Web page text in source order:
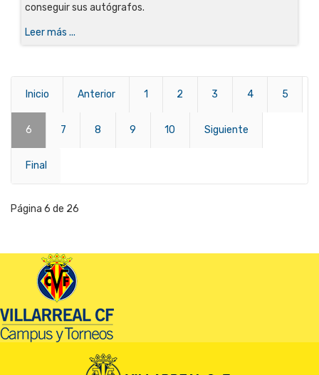
conseguir sus autógrafos.
Leer más ...
Inicio Anterior 1 2 3 4 5
6 7 8 9 10 Siguiente
Final
Página 6 de 26